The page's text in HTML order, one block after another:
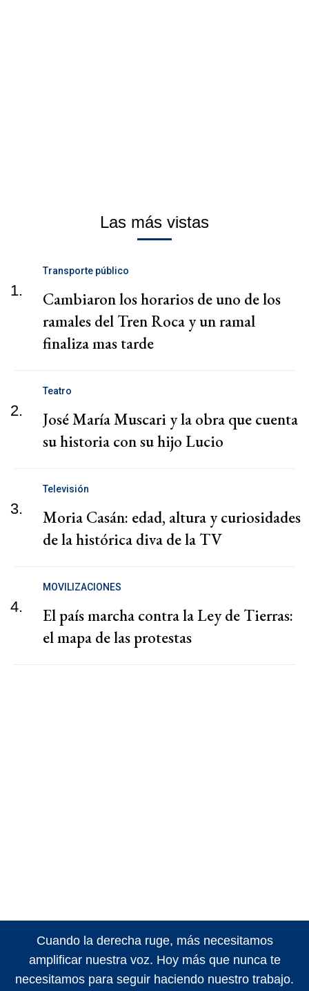
Las más vistas
1.
Transporte público
Cambiaron los horarios de uno de los
ramales del Tren Roca y un ramal
finaliza mas tarde
2.
Teatro
José María Muscari y la obra que cuenta
su historia con su hijo Lucio
3.
Televisión
Moria Casán: edad, altura y curiosidades
de la histórica diva de la TV
4.
MOVILIZACIONES
El país marcha contra la Ley de Tierras:
el mapa de las protestas
Cuando la derecha ruge, más necesitamos
amplificar nuestra voz. Hoy más que nunca te
necesitamos para seguir haciendo nuestro trabajo.